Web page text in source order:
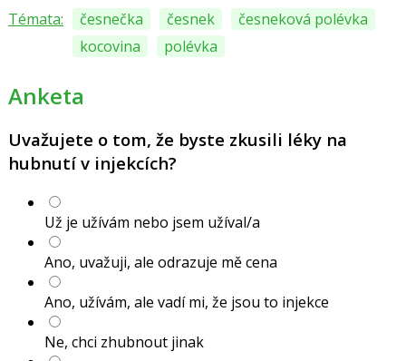
Témata:
česnečka česnek
česneková polévka
kocovina
polévka
Anketa
Uvažujete o tom, že byste zkusili léky na
hubnutí v injekcích?
Už je užívám nebo jsem užíval/a
Ano, uvažuji, ale odrazuje mě cena
Ano, užívám, ale vadí mi, že jsou to injekce
Ne, chci zhubnout jinak